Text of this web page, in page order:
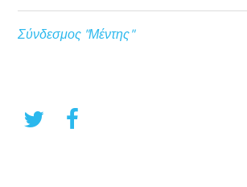
Σύνδεσμος "Μέντης"